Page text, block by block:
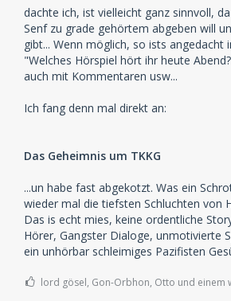
dachte ich, ist vielleicht ganz sinnvoll,
Senf zu grade gehörtem abgeben will
gibt... Wenn möglich, so ists angedacht
"Welches Hörspiel hört ihr heute
auch mit Kommentaren usw...
Ich fang denn mal direkt an:
Das Geheimnis um TKKG
...un habe fast abgekotzt. Was ein
wieder mal die tiefsten Schluchten von
Das is echt mies, keine ordentliche
Hörer, Gangster Dialoge, unmotivierte
ein unhörbar schleimiges Pazifisten
lord gösel, Gon-Orbhon, Otto und einem